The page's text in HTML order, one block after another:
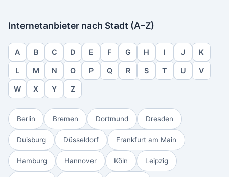
Internetanbieter nach Stadt (A–Z)
A B C D E F G H I J K
L M N O P Q R S T U V
W X Y Z
Berlin Bremen Dortmund Dresden
Duisburg Düsseldorf Frankfurt am Main
Hamburg Hannover Köln Leipzig